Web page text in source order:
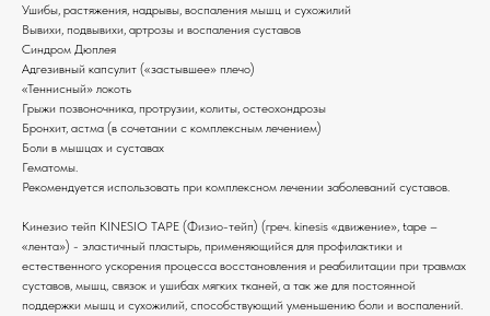
Ушибы, растяжения, надрывы, воспаления мышц и сухожилий
Вывихи, подвывихи, артрозы и воспаления суставов
Синдром Дюплея
Адгезивный капсулит («застывшее» плечо)
«Теннисный» локоть
Грыжи позвоночника, протрузии, колиты, остеохондрозы
Бронхит, астма (в сочетании с комплексным лечением)
Боли в мышцах и суставах
Гематомы.
Рекомендуется использовать при комплексном лечении заболеваний суставов.
Кинезио тейп KINESIO TAPE (Физио-тейп) (греч. kinesis «движение», tape –
«лента») - эластичный пластырь, применяющийся для профилактики и
естественного ускорения процесса восстановления и реабилитации при травмах
суставов, мышц, связок и ушибах мягких тканей, а так же для постоянной
поддержки мышц и сухожилий, способствующий уменьшению боли и воспалений.